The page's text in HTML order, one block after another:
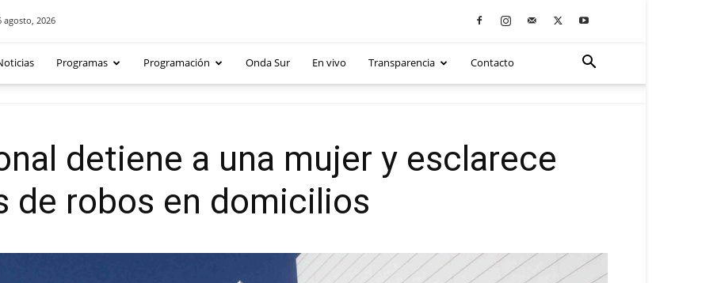
agosto, 2026
Programas Programación Onda Sur En vivo Transparencia Contacto
detiene a una mujer y esclarece
de robos en domicilios